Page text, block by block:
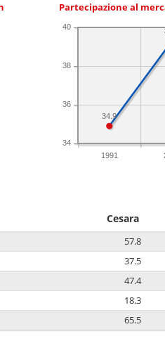
Partecipazione al
1991
34
36
38
40
34.9
Cesara
57.8
37.5
47.4
18.3
65.5